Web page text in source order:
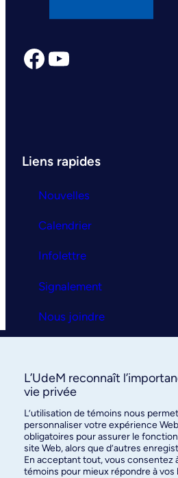
Facebook YouTube
Liens rapides
Nouvelles
Calendrier
Infolettre
Signalement
Nous joindre
La clinique
Services
FAQ
Nous joindre
L’UdeM reconnaît
vie privée
L’utilisation de témoins nous
personnaliser votre expérience
obligatoires pour assurer le
site Web, alors que d’autres
En acceptant tout, vous consentez
témoins pour mieux répondre à vos